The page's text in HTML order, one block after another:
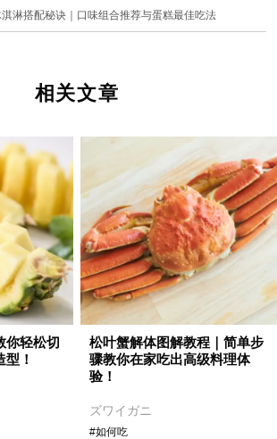
淋搭配秘诀｜口味组合推荐与蛋糕最佳吃法
相关文章
你轻松切
！
松叶蟹解体图解教程｜简单步
骤教你在家吃出高级料理体
验！
ズワイガニ
#如何吃